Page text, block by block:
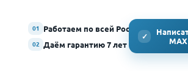
01 Работаем по всей России
02 Даём гарантию 7 лет
✓
MAX